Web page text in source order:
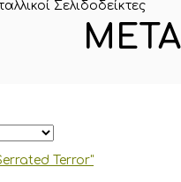
Σελιδοδείκτες